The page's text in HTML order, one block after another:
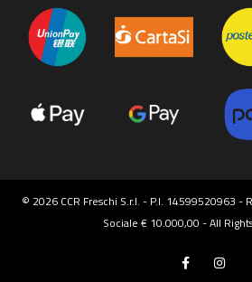
© 2026 CCR Freschi S.r.l. - P.I. 14599520963 -
Sociale € 10.000,00 - All